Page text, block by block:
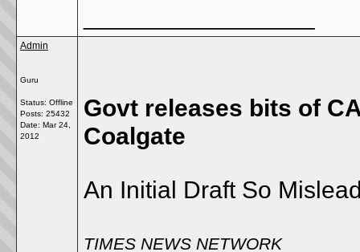
Admin
Guru
Status: Offline
Posts: 25432
Date: Mar 24,
2012
Govt releases bits of
Coalgate
An Initial Draft So
TIMES NEWS NETWORK